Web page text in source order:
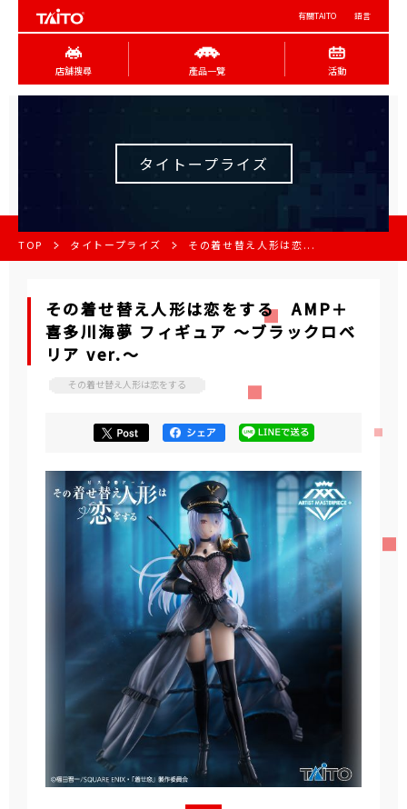
有關TAITO 語言
店舖搜尋 產品一覽 活動
タイトープライズ
TOP タイトープライズ その着せ替え人形は恋...
その着せ替え人形は恋をする AMP＋
喜多川海夢 フィギュア ～ブラックロベ
リア ver.～
その着せ替え人形は恋をする